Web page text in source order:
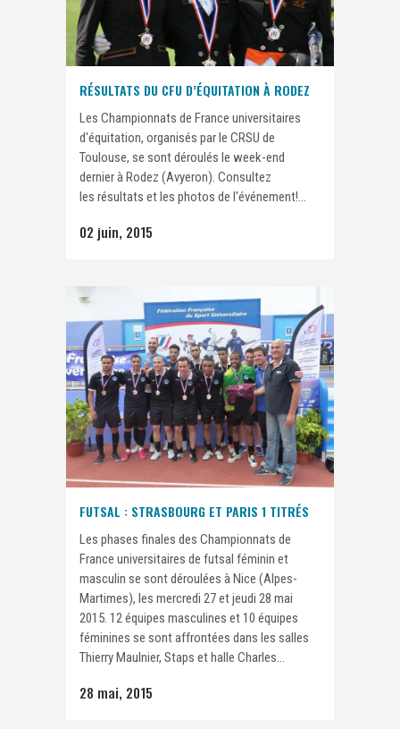
RÉSULTATS DU CFU D’ÉQUITATION À RODEZ
Les Championnats de France universitaires
d'équitation, organisés par le CRSU de
Toulouse, se sont déroulés le week-end
dernier à Rodez (Avyeron). Consultez
les résultats et les photos de l'événement!...
02 juin, 2015
FUTSAL : STRASBOURG ET PARIS 1 TITRÉS
Les phases finales des Championnats de
France universitaires de futsal féminin et
masculin se sont déroulées à Nice (Alpes-
Martimes), les mercredi 27 et jeudi 28 mai
2015. 12 équipes masculines et 10 équipes
féminines se sont affrontées dans les salles
Thierry Maulnier, Staps et halle Charles...
28 mai, 2015